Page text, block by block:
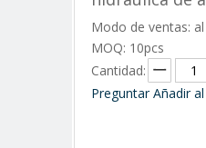
Modo de ventas:
MOQ: 10pcs
Cantidad:
Preguntar Añadir